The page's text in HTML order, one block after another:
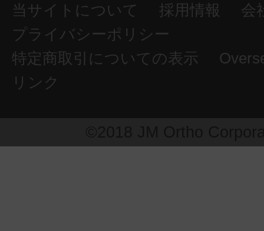
当サイトについて 採用情報
会
プライバシーポリシー
特定商取引についての表示
リンク